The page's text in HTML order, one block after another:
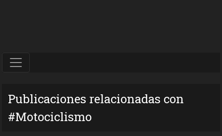
Publicaciones relacionadas con
#Motociclismo